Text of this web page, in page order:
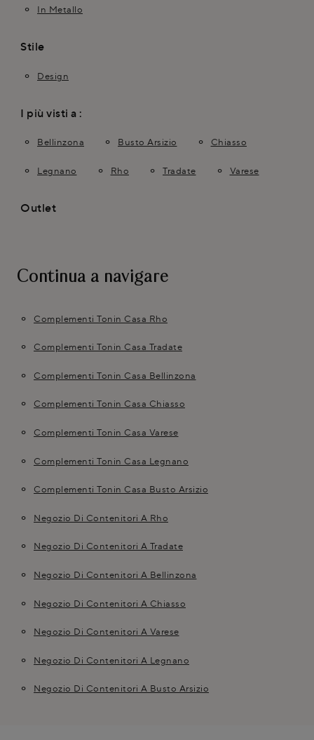
In Metallo
Stile
Design
I più visti a :
Bellinzona Busto Arsizio Chiasso
Legnano Rho Tradate Varese
Outlet
Continua a navigare
Complementi Tonin Casa Rho
Complementi Tonin Casa Tradate
Complementi Tonin Casa Bellinzona
Complementi Tonin Casa Chiasso
Complementi Tonin Casa Varese
Complementi Tonin Casa Legnano
Complementi Tonin Casa Busto Arsizio
Negozio Di Contenitori A Rho
Negozio Di Contenitori A Tradate
Negozio Di Contenitori A Bellinzona
Negozio Di Contenitori A Chiasso
Negozio Di Contenitori A Varese
Negozio Di Contenitori A Legnano
Negozio Di Contenitori A Busto Arsizio